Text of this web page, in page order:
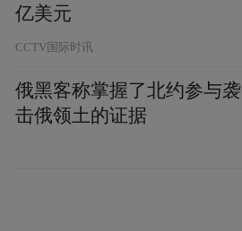
亿美元
CCTV国际时讯
俄黑客称掌握了北约参与袭
击俄领土的证据